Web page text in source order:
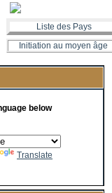
Liste des Pays
Initiation au moyen âge
below
Translate